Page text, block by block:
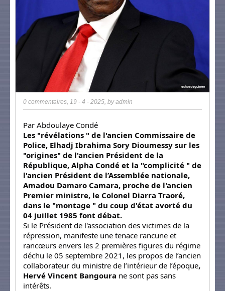
0 commentaires, 19 - 4 - 2025, byadmin
Par Abdoulaye Condé
Les "révélations " de l'ancien Commissaire de
Police, Elhadj Ibrahima Sory Dioumessy sur les
"origines" de l'ancien Président de la
République, Alpha Condé et la "complicité " de
l'ancien Président de l’Assemblée nationale,
Amadou Damaro Camara, proche de l'ancien
Premier ministre, le Colonel Diarra Traoré,
dans le "montage " du coup d'état avorté du
04 juillet 1985 font débat.
Si le Président de l'association des victimes de la
répression, manifeste une tenace rancune et
rancœurs envers les 2 premières figures du régime
déchu le 05 septembre 2021, les propos de l’ancien
collaborateur du ministre de l’intérieur de l’époque,
Hervé Vincent Bangoura ne sont pas sans
intérêts.